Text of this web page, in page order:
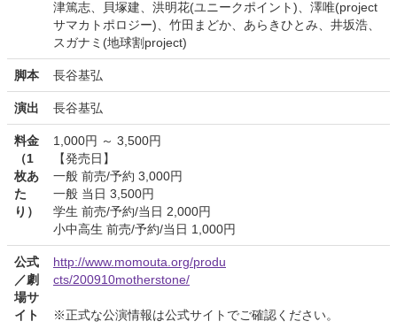
津篤志、貝塚建、洪明花(ユニークポイント)、澤唯(project
サマカトポロジー)、竹田まどか、あらきひとみ、井坂浩、
スガナミ(地球割project)
脚本 長谷基弘
演出 長谷基弘
料金
（1
枚あ
た
り）
1,000円 ～ 3,500円
【発売日】
一般 前売/予約 3,000円
一般 当日 3,500円
学生 前売/予約/当日 2,000円
小中高生 前売/予約/当日 1,000円
公式
／劇
場サ
イト
http://www.momouta.org/produ
cts/200910motherstone/
※正式な公演情報は公式サイトでご確認ください。